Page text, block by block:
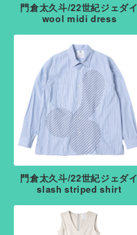
門倉太久斗/22世紀ジェダイ
wool midi dress
門倉太久斗/22世紀ジェダイ
slash striped shirt